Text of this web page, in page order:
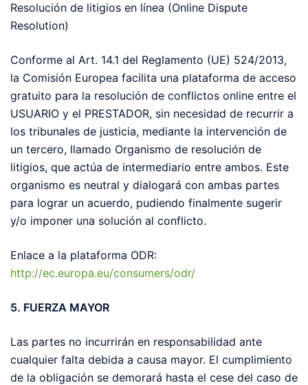
Resolución de litigios en línea (Online Dispute
Resolution)
Conforme al Art. 14.1 del Reglamento (UE) 524/2013,
la Comisión Europea facilita una plataforma de acceso
gratuito para la resolución de conflictos online entre el
USUARIO y el PRESTADOR, sin necesidad de recurrir a
los tribunales de justicia, mediante la intervención de
un tercero, llamado Organismo de resolución de
litigios, que actúa de intermediario entre ambos. Este
organismo es neutral y dialogará con ambas partes
para lograr un acuerdo, pudiendo finalmente sugerir
y/o imponer una solución al conflicto.
Enlace a la plataforma ODR:
http://ec.europa.eu/consumers/odr/
5. FUERZA MAYOR
Las partes no incurrirán en responsabilidad ante
cualquier falta debida a causa mayor. El cumplimiento
de la obligación se demorará hasta el cese del caso de